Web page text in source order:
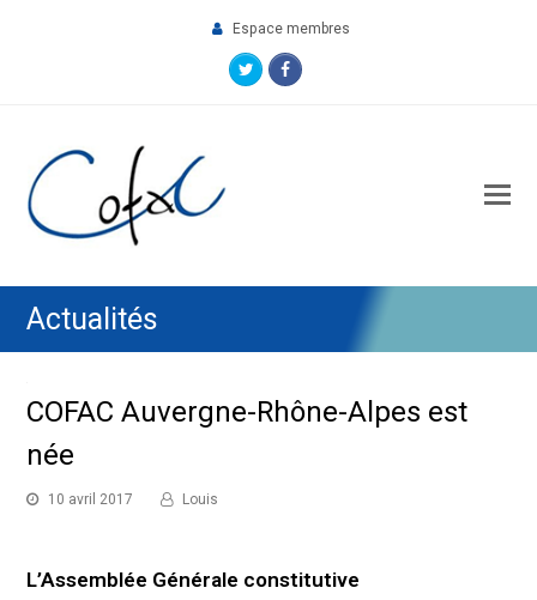
Espace membres
TwitterFacebook
Actualités
COFAC Auvergne-Rhône-Alpes est
née
10 avril 2017 Louis
L’Assemblée Générale constitutive